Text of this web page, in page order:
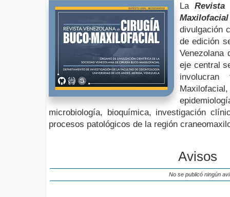
La Revista
divulgación
de edición
Venezolana
eje central
microbiología, bioquímica, investigación
procesos patológicos de la región
Avisos
No se publicó ningún